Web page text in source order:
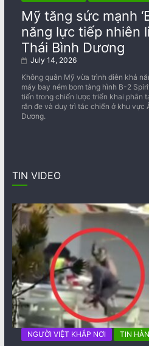
Mỹ tăng sức mạnh
năng lực tiếp nhiên
Thái Bình Dương
July 14, 2026
Không quân Mỹ vừa trình diễn khả
máy bay ném bom tàng hình B-2
tiến trong chiến lược triển khai phân
răn đe và duy trì tác chiến ở khu vực
Dương.
TIN VIDEO
NGƯỜI VIỆT KHẮP NƠI TIN